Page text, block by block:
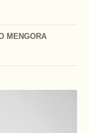
MENGORA